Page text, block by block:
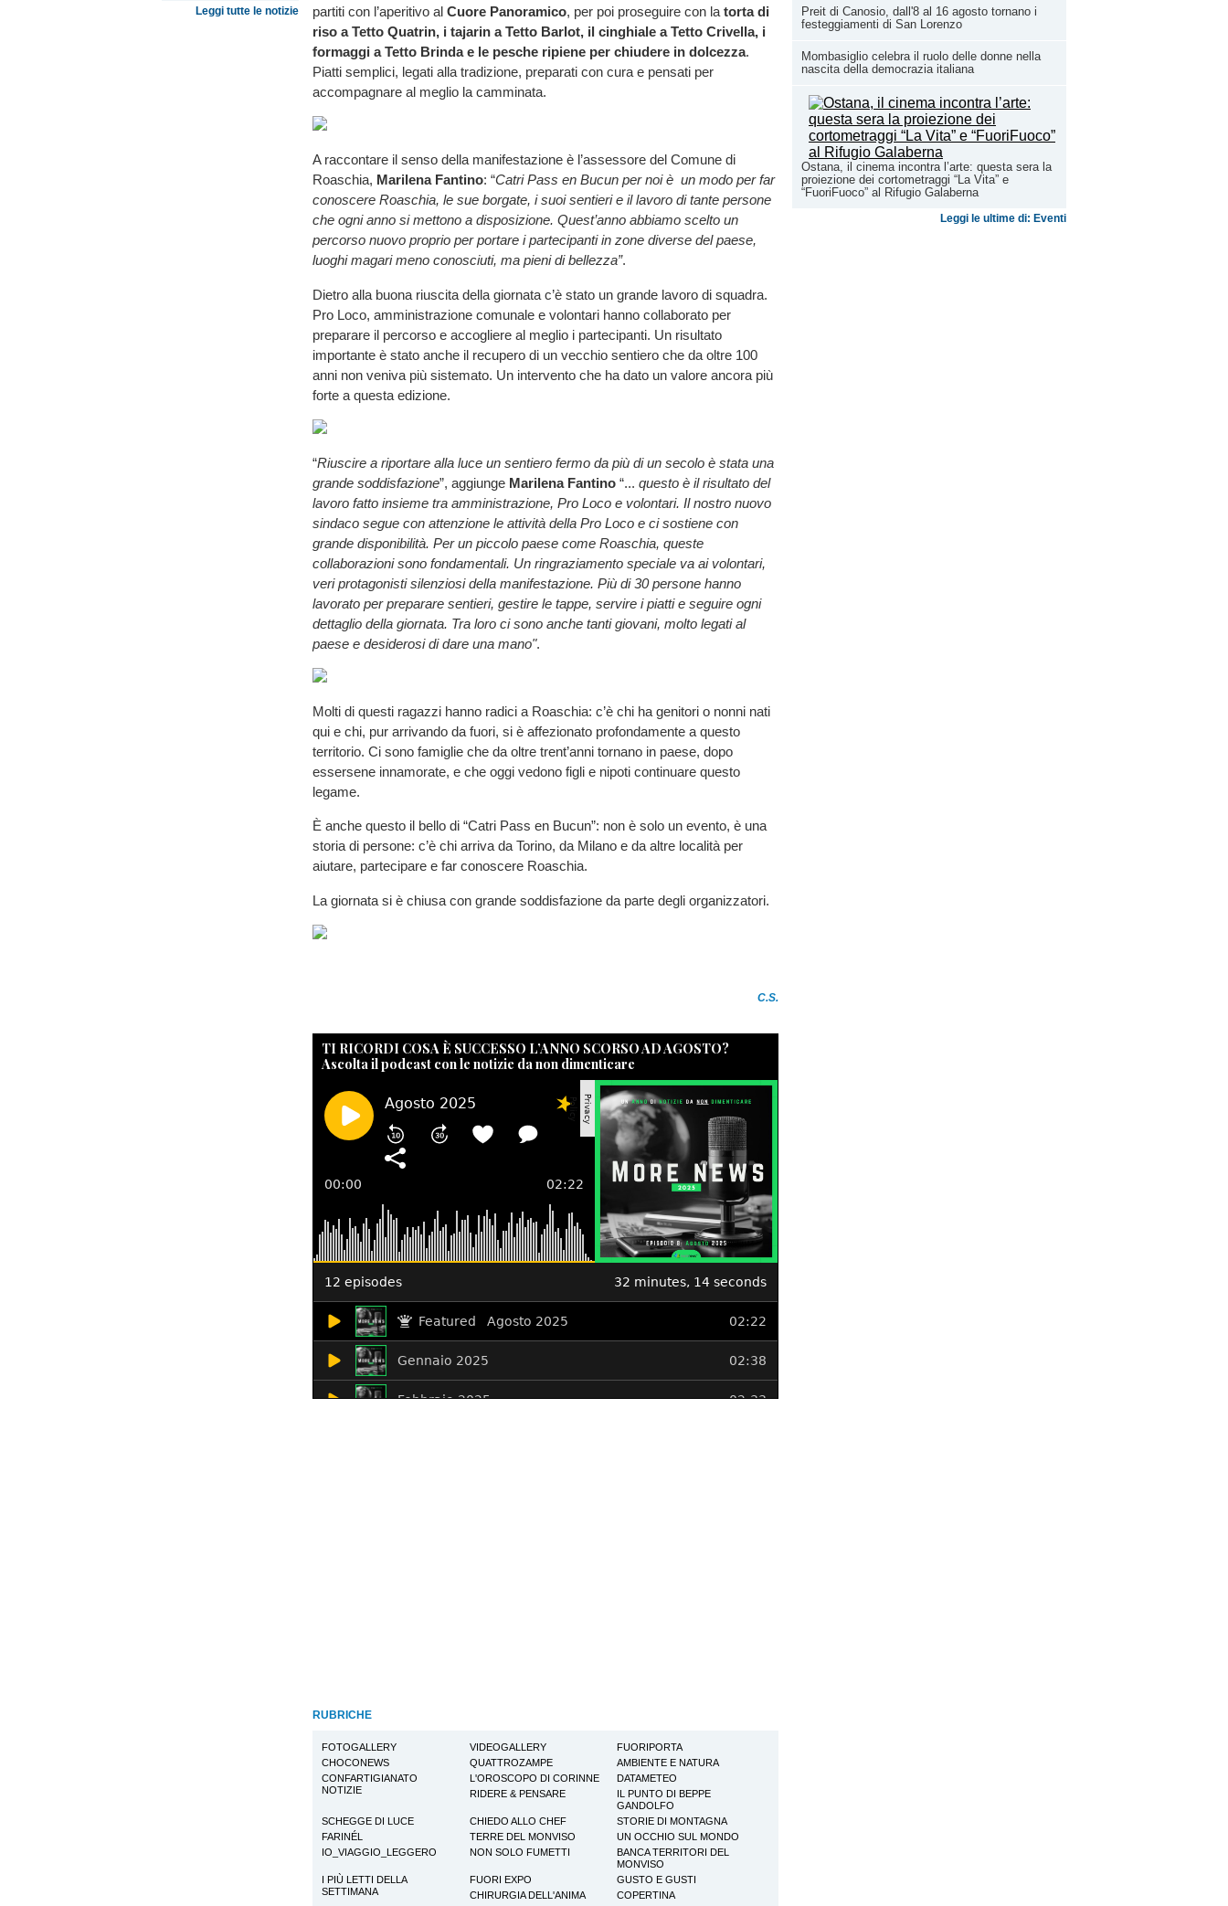
Preit di Canosio, dall'8 al 16 agosto tornano i
festeggiamenti di San Lorenzo
Mombasiglio celebra il ruolo delle donne nella
nascita della democrazia italiana
Ostana, il cinema incontra l’arte: questa sera la
proiezione dei cortometraggi “La Vita” e
“FuoriFuoco” al Rifugio Galaberna
Leggi le ultime di: Eventi
Leggi tutte le notizie
partiti con l’aperitivo al Cuore Panoramico, per poi proseguire con la torta di
riso a Tetto Quatrin, i tajarin a Tetto Barlot, il cinghiale a Tetto Crivella, i
formaggi a Tetto Brinda e le pesche ripiene per chiudere in dolcezza.
Piatti semplici, legati alla tradizione, preparati con cura e pensati per
accompagnare al meglio la camminata.
A raccontare il senso della manifestazione è l’assessore del Comune di
Roaschia, Marilena Fantino: “Catri Pass en Bucun per noi è un modo per far
conoscere Roaschia, le sue borgate, i suoi sentieri e il lavoro di tante persone
che ogni anno si mettono a disposizione. Quest’anno abbiamo scelto un
percorso nuovo proprio per portare i partecipanti in zone diverse del paese,
luoghi magari meno conosciuti, ma pieni di bellezza”.
Dietro alla buona riuscita della giornata c’è stato un grande lavoro di squadra.
Pro Loco, amministrazione comunale e volontari hanno collaborato per
preparare il percorso e accogliere al meglio i partecipanti. Un risultato
importante è stato anche il recupero di un vecchio sentiero che da oltre 100
anni non veniva più sistemato. Un intervento che ha dato un valore ancora più
forte a questa edizione.
“Riuscire a riportare alla luce un sentiero fermo da più di un secolo è stata una
grande soddisfazione”, aggiunge Marilena Fantino “... questo è il risultato del
lavoro fatto insieme tra amministrazione, Pro Loco e volontari. Il nostro nuovo
sindaco segue con attenzione le attività della Pro Loco e ci sostiene con
grande disponibilità. Per un piccolo paese come Roaschia, queste
collaborazioni sono fondamentali. Un ringraziamento speciale va ai volontari,
veri protagonisti silenziosi della manifestazione. Più di 30 persone hanno
lavorato per preparare sentieri, gestire le tappe, servire i piatti e seguire ogni
dettaglio della giornata. Tra loro ci sono anche tanti giovani, molto legati al
paese e desiderosi di dare una mano".
Molti di questi ragazzi hanno radici a Roaschia: c’è chi ha genitori o nonni nati
qui e chi, pur arrivando da fuori, si è affezionato profondamente a questo
territorio. Ci sono famiglie che da oltre trent’anni tornano in paese, dopo
essersene innamorate, e che oggi vedono figli e nipoti continuare questo
legame.
È anche questo il bello di “Catri Pass en Bucun”: non è solo un evento, è una
storia di persone: c’è chi arriva da Torino, da Milano e da altre località per
aiutare, partecipare e far conoscere Roaschia.
La giornata si è chiusa con grande soddisfazione da parte degli organizzatori.
C.S.
TI RICORDI COSA È SUCCESSO L’ANNO SCORSO AD AGOSTO?
Ascolta il podcast con le notizie da non dimenticare
RUBRICHE
FOTOGALLERY VIDEOGALLERY
FUORIPORTA
CHOCONEWS
QUATTROZAMPE
AMBIENTE E NATURA
CONFARTIGIANATO
NOTIZIE
L'OROSCOPO DI CORINNE
DATAMETEO
RIDERE & PENSARE
IL PUNTO DI BEPPE
GANDOLFO
SCHEGGE DI LUCE
CHIEDO ALLO CHEF
STORIE DI MONTAGNA
FARINÉL
TERRE DEL MONVISO
UN OCCHIO SUL MONDO
IO_VIAGGIO_LEGGERO
NON SOLO FUMETTI
BANCA TERRITORI DEL
MONVISO
I PIÙ LETTI DELLA
SETTIMANA
FUORI EXPO
GUSTO E GUSTI
CHIRURGIA DELL'ANIMA
COPERTINA